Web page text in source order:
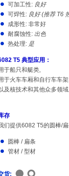
可加工性: 良好
可焊性: 良好 (推荐 T6
成形性: 非常好
耐腐蚀性: 出色
热处理: 是
T5 典型应用：
于船只和艇类,
于火车车厢和自行车车
及核技术和其他众多领域
存
们提供6082 T5的圆棒/扁
圆棒 / 扁条
管材 / 型材
货: